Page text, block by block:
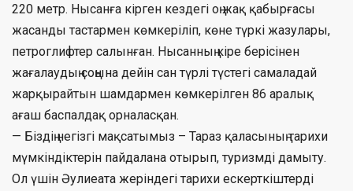
220 метр. Нысанға кірген кездегі оң жақ қабырғасы
жасанды тастармен көмкеріліп, көне түркі жазулары,
петроглифтер салынған. Нысанның кіре берісінен
жағалаудың соңына дейін сан түрлі түстегі самаладай
жарқырайтын шамдармен көмкерілген 86 аралық
ағаш баспалдақ орналасқан.
— Біздің негізгі мақсатымыз – Тараз қаласының тарихи
мүмкіндіктерін пайдалана отырып, туризмді дамыту.
Ол үшін Әулиеата жеріндегі тарихи ескерткіштерді